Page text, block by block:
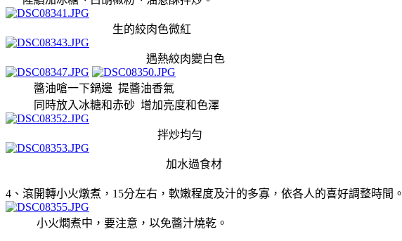
生的絞肉色微紅
遇熱絞肉變白色
醬油嗆一下鍋邊 提醬油香氣
同時放入冰糖和赤砂 增加亮度和色澤
拌炒均勻
加水過食材
4 、滾開轉小火燉煮 ，15分左右，軟嫩程度及汁的多寡，依各人的喜好調整時間。
小火燜煮中，要注意，以免醬汁燒乾。